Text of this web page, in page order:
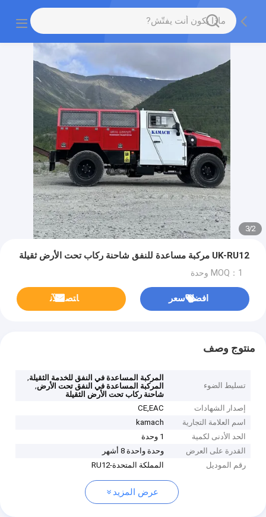
2
/
3
UK-RU12 مركبة مساعدة للنفق شاحنة ركاب تحت الأرض ثقيلة
MOQ：1 وحدة
افضل سعر ﺎﺘﺼﻟ ﺍﻶﻧ
منتوج وصف
تسليط الضوء
المركبة المساعدة في النفق للخدمة الثقيلة,
المركبة المساعدة في النفق تحت الأرض,
شاحنة ركاب تحت الأرض الثقيلة
إصدار الشهادات
CE,EAC
اسم العلامة التجارية
kamach
الحد الأدنى لكمية
1 وحدة
القدرة على العرض
وحدة واحدة 8 أشهر
رقم الموديل
المملكة المتحدة-RU12
عرض المزيد